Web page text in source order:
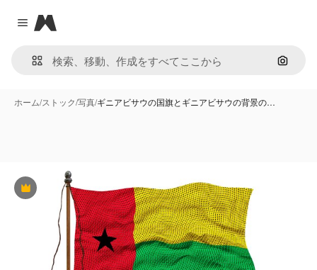
Close menu
Magnific
画像で
ホーム/ストック/写真/ギニアビサウの国旗とギニアビサウの背景の…
Premium